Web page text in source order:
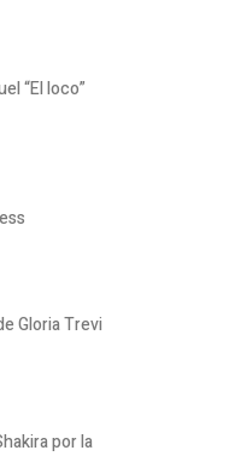
“El loco”
Gloria Trevi
por la